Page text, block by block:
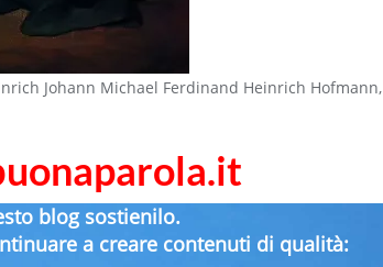
Johann Michael Ferdinand Heinrich Hofmann,
blog sostienilo.
a creare contenuti di qualità: